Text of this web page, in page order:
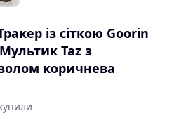
із сіткою Goorin
Taz з
коричнева